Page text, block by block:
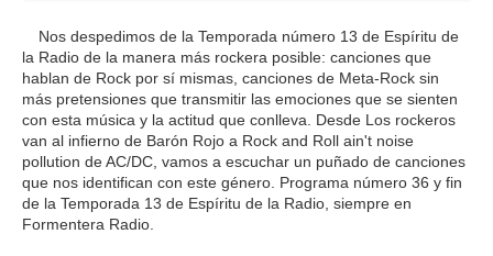
Nos despedimos de la Temporada número 13 de Espíritu de
la Radio de la manera más rockera posible: canciones que
hablan de Rock por sí mismas, canciones de Meta-Rock sin
más pretensiones que transmitir las emociones que se sienten
con esta música y la actitud que conlleva. Desde Los rockeros
van al infierno de Barón Rojo a Rock and Roll ain't noise
pollution de AC/DC, vamos a escuchar un puñado de canciones
que nos identifican con este género. Programa número 36 y fin
de la Temporada 13 de Espíritu de la Radio, siempre en
Formentera Radio.